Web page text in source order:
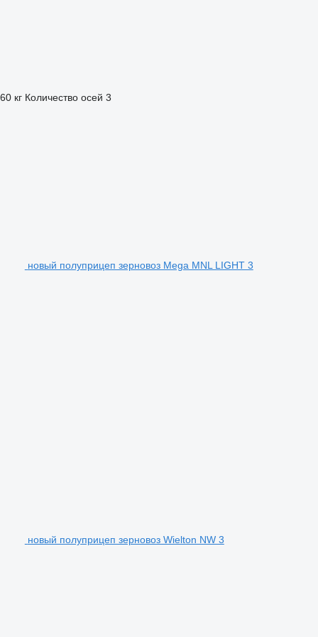
кг Количество осей 3
новый полуприцеп зерновоз Mega MNL LIGHT 3
новый полуприцеп зерновоз Wielton NW 3